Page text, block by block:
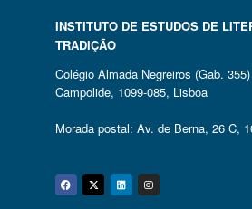
INSTITUTO DE ESTUDOS DE
TRADIÇÃO
Colégio Almada Negreiros (Gab.
Campolide, 1099-085, Lisboa
Morada postal: Av. de Berna, 26 C,
Facebook
Twitter
Linkedin